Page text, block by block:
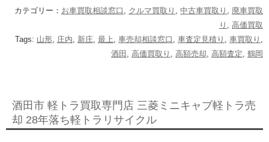
カテゴリー： お車買取相談窓口 クルマ買取り 中古車買取り
廃車買取
り
高価買取
Tags: 山形 庄内 新庄 最上 車売却相談窓口 車査定見積り 車買取り
酒田
高価買取り 高額売却 高額査定 鶴岡
酒田市 軽トラ買取専門店 三菱ミニキャブ軽トラ売
却 28年落ち軽トラリサイクル